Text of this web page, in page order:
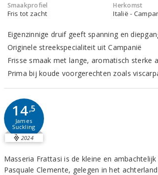
Smaakprofiel
Fris tot zacht
Herkomst
Italië -
Eigenzinnige druif geeft spanning en
Originele streekspecialiteit uit Campanië
Frisse smaak met lange, aromatisch sterke
Prima bij koude voorgerechten zoals
14,5
James
Suckling
2024
Masseria Frattasi is de kleine en
Pasquale Clemente, gelegen in het